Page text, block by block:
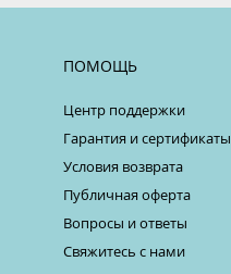
ПОМОЩЬ
Центр поддержки
Гарантия и сертификаты
Условия возврата
Публичная оферта
Вопросы и ответы
Свяжитесь с нами